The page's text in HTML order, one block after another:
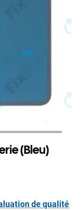
(Bleu)
de qualité